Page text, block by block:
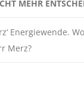
MEHR
Energiewende.
Merz?